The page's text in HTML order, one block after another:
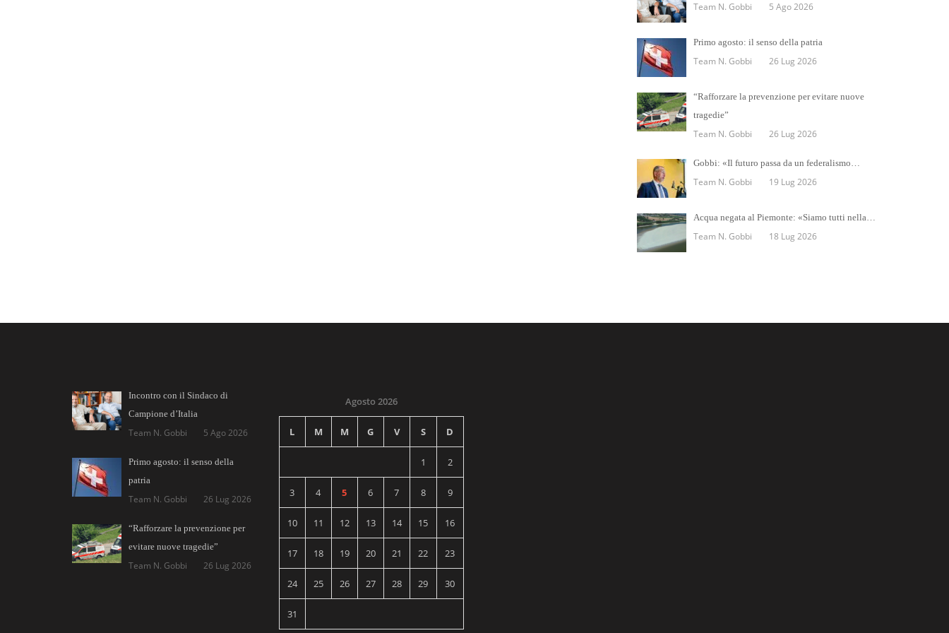
Team N. Gobbi 5 Ago 2026
Primo agosto: il senso della patria
Team N. Gobbi 26 Lug 2026
“Rafforzare la prevenzione per evitare nuove
tragedie”
Team N. Gobbi 26 Lug 2026
Gobbi: «Il futuro passa da un federalismo…
Team N. Gobbi 19 Lug 2026
Acqua negata al Piemonte: «Siamo tutti nella…
Team N. Gobbi 18 Lug 2026
Incontro con il Sindaco di
Campione d’Italia
Team N. Gobbi 5 Ago 2026
Primo agosto: il senso della
patria
Team N. Gobbi 26 Lug 2026
“Rafforzare la prevenzione per
evitare nuove tragedie”
Team N. Gobbi 26 Lug 2026
Agosto 2026
L M M G V S D
1 2
3 4 5 6 7 8 9
10 11 12 13 14 15 16
17 18 19 20 21 22 23
24 25 26 27 28 29 30
31